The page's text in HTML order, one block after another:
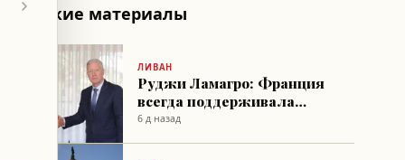
Похожие материалы
ЛИВАН
Руджи Ламагро: Франция
всегда поддерживала
Ливан
6 д назад